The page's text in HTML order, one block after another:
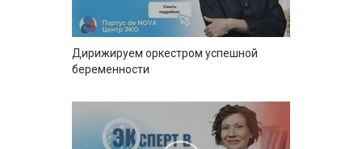
Дирижируем оркестром успешной
беременности